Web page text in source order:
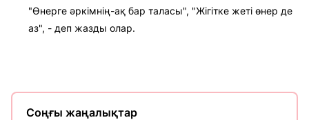
"Өнерге әркімнің-ақ бар таласы", "Жігітке жеті өнер де
аз", - деп жазды олар.
Соңғы жаңалықтар